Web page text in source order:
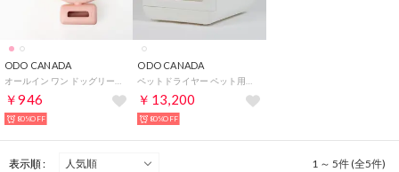
ODO CANADA
￥946
80%OFF
ODO CANADA
￥13,200
80%OFF
表示順 : 1 ～ 5件 (全5件)